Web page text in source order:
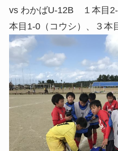
vs わかばU-12B １本目2-
本目1-0（コウシ）、３本